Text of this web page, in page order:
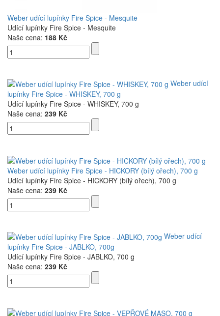
Weber udící lupínky Fire Spice - Mesquite
Udící lupínky Fire Spice - Mesquite
Naše cena: 188 Kč
Weber udící
lupínky Fire Spice - WHISKEY, 700 g
Udící lupínky Fire Spice - WHISKEY, 700 g
Naše cena: 239 Kč
Weber udící lupínky Fire Spice - HICKORY (bílý ořech), 700 g
Udící lupínky Fire Spice - HICKORY (bílý ořech), 700 g
Naše cena: 239 Kč
Weber udící
lupínky Fire Spice - JABLKO, 700g
Udící lupínky Fire Spice - JABLKO, 700 g
Naše cena: 239 Kč